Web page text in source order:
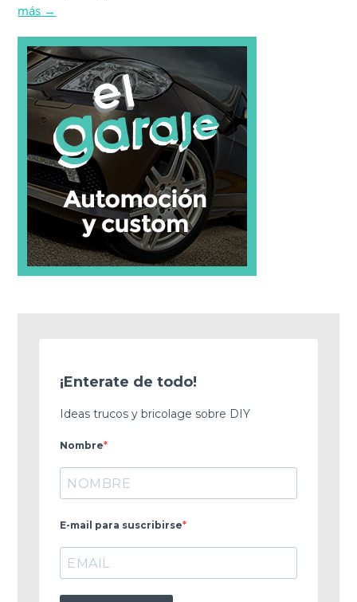
más →
¡Enterate de todo!
Ideas trucos y bricolage sobre DIY
Nombre
E-mail para suscribirse